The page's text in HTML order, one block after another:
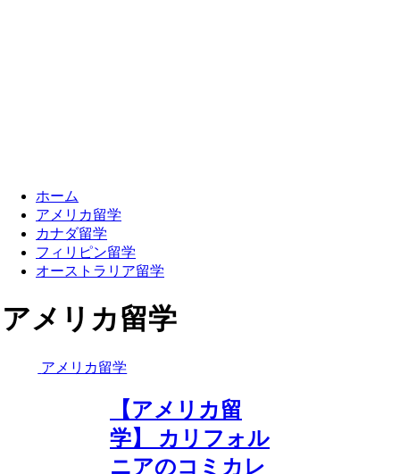
ホーム
アメリカ留学
カナダ留学
フィリピン留学
オーストラリア留学
アメリカ留学
アメリカ留学
【アメリカ留
学】 カリフォル
ニアのコミカレ